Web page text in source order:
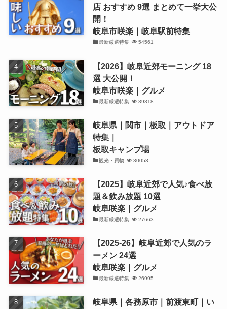
店 おすすめ 9選 まとめて一挙大公
開！
岐阜市咲楽｜岐阜駅前特集
最新厳選特集 54561
【2026】岐阜近郊モーニング 18
選 大公開！
岐阜市咲楽｜グルメ
最新厳選特集 39318
岐阜県｜関市｜板取｜アウトドア
特集｜
板取キャンプ場
観光・買物 30053
【2025】岐阜近郊で人気♪食べ放
題＆飲み放題 10選
岐阜咲楽｜グルメ
最新厳選特集 27663
【2025-26】岐阜近郊で人気のラ
ーメン 24選
岐阜咲楽｜グルメ
最新厳選特集 26995
岐阜県｜各務原市｜前渡東町｜い